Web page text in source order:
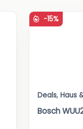
-15%
Deals, Haus
Bosch